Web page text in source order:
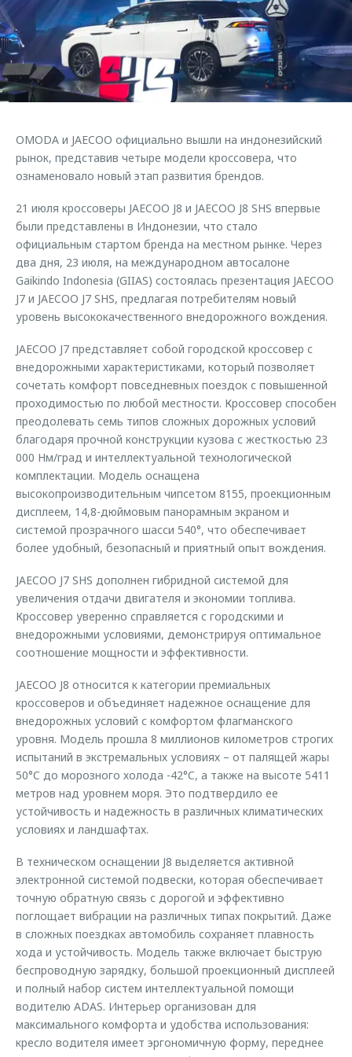
Страхование
Кредитный калькулятор
Аксессуары
Одежда и сувениры
Запчасти
Трейд-ин
Калькулятор трейд-ин
Клиентская поддержка
O&J Автоклуб
Клуб владельцев OMODA
Приложение O&J
Одежда и сувениры
Оригинальные аксессуары
Запчасти
Обратная связь
OMODA и JAECOO официально вышли на индонезийский
рынок, представив четыре модели кроссовера, что
ознаменовало новый этап развития брендов.
21 июля кроссоверы JAECOO J8 и JAECOO J8 SHS впервые
были представлены в Индонезии, что стало
официальным стартом бренда на местном рынке. Через
два дня, 23 июля, на международном автосалоне
Gaikindo Indonesia (GIIAS) состоялась презентация JAECOO
J7 и JAECOO J7 SHS, предлагая потребителям новый
уровень высококачественного внедорожного вождения.
JAECOO J7 представляет собой городской кроссовер с
внедорожными характеристиками, который позволяет
сочетать комфорт повседневных поездок с повышенной
проходимостью по любой местности. Кроссовер способен
преодолевать семь типов сложных дорожных условий
благодаря прочной конструкции кузова с жесткостью 23
000 Нм/град и интеллектуальной технологической
комплектации. Модель оснащена
высокопроизводительным чипсетом 8155, проекционным
дисплеем, 14,8-дюймовым панорамным экраном и
системой прозрачного шасси 540°, что обеспечивает
более удобный, безопасный и приятный опыт вождения.
JAECOO J7 SHS дополнен гибридной системой для
увеличения отдачи двигателя и экономии топлива.
Кроссовер уверенно справляется с городскими и
внедорожными условиями, демонстрируя оптимальное
соотношение мощности и эффективности.
JAECOO J8 относится к категории премиальных
кроссоверов и объединяет надежное оснащение для
внедорожных условий с комфортом флагманского
уровня. Модель прошла 8 миллионов километров строгих
испытаний в экстремальных условиях – от палящей жары
50°C до морозного холода -42°C, а также на высоте 5411
метров над уровнем моря. Это подтвердило ее
устойчивость и надежность в различных климатических
условиях и ландшафтах.
В техническом оснащении J8 выделяется активной
электронной системой подвески, которая обеспечивает
точную обратную связь с дорогой и эффективно
поглощает вибрации на различных типах покрытий. Даже
в сложных поездках автомобиль сохраняет плавность
хода и устойчивость. Модель также включает быструю
беспроводную зарядку, большой проекционный дисплеей
и полный набор систем интеллектуальной помощи
водителю ADAS. Интерьер организован для
максимального комфорта и удобства использования:
кресло водителя имеет эргономичную форму, переднее